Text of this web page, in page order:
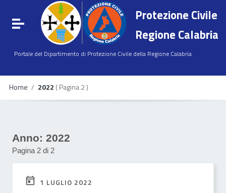
Vai ai contenuti
Vai al menu di navigazione
Vai al footer
Attiva / disattiva la navigazione
Protezione Civile
Regione Calabria
Portale del Dipartimento di Protezione Civile della Regione Calabria
Home / 2022 ( Pagina 2 )
Anno: 2022
Pagina 2 di 2
1 LUGLIO 2022